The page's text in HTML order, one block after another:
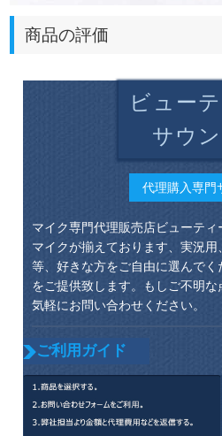
商品の評価
ビュー
サウ
代理購入専門
マイク専門代理販売店ビューテ
マイクが揃えております、実況
等、好きな方をご自由に選んでく
をご提供致します。もしご不明
気軽にお問い合わせください。
ご利用ガイド